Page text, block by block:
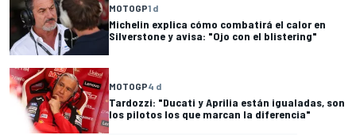
MOTOGP1 d
Michelin explica cómo combatirá el calor en
Silverstone y avisa: "Ojo con el blistering"
MOTOGP4 d
Tardozzi: "Ducati y Aprilia están igualadas, son
los pilotos los que marcan la diferencia"